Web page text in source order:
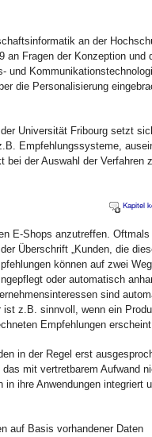
an der
an Fragen der Konzeption und
und
die Personalisierung
Universität Fribourg setzt
Empfehlungssysteme,
bei der Auswahl der Verfahren
Kapitel
E-Shops anzutreffen. Oftmals
Überschrift „Kunden, die
können auf zwei
oder automatisch
sind
ist z.B. sinnvoll, wenn ein
Empfehlungen
in der Regel erst
mit vertretbarem Aufwand
ihre Anwendungen integriert
auf Basis vorhandener Daten